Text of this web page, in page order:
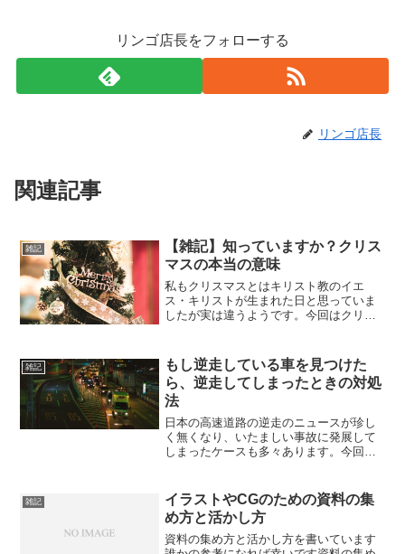
リンゴ店長をフォローする
リンゴ店長
関連記事
雑記
【雑記】知っていますか？クリス
マスの本当の意味
私もクリスマスとはキリスト教のイエ
ス・キリストが生まれた日と思っていま
したが実は違うようです。今回はクリス
学的にいきますね。クリスマスの本当の
意味クリスマスを分解すると...
雑記
もし逆走している車を見つけた
ら、逆走してしまったときの対処
法
日本の高速道路の逆走のニュースが珍し
く無くなり、いたましい事故に発展して
しまったケースも多々あります。今回の
ました。知っていることで正しい対処が
でき、自分や家族、他人も...
雑記
イラストやCGのための資料の集
め方と活かし方
資料の集め方と活かし方を書いています